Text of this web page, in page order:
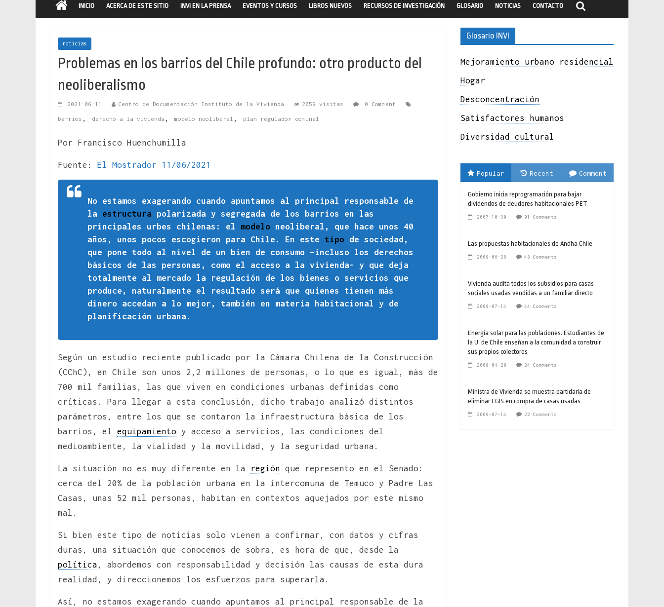
INICIO ACERCA DE ESTE SITIO INVI EN LA PRENSA EVENTOS Y CURSOS LIBROS NUEVOS RECURSOS DE INVESTIGACIÓN GLOSARIO NOTICIAS CONTACTO
noticias
Problemas en los barrios del Chile profundo: otro producto del
neoliberalismo
2021-06-11 Centro de Documentación Instituto de la Vivienda 2059 visitas 0 Comment
barrios , derecho a la vivienda , modelo neoliberal , plan regulador comunal
Por Francisco Huenchumilla
Fuente: El Mostrador 11/06/2021
No estamos exagerando cuando apuntamos al principal responsable de
la estructura polarizada y segregada de los barrios en las
principales urbes chilenas: el modelo neoliberal, que hace unos 40
años, unos pocos escogieron para Chile. En este tipo de sociedad,
que pone todo al nivel de un bien de consumo –incluso los derechos
básicos de las personas, como el acceso a la vivienda– y que deja
totalmente al mercado la regulación de los bienes o servicios que
produce, naturalmente el resultado será que quienes tienen más
dinero accedan a lo mejor, también en materia habitacional y de
planificación urbana.
Según un estudio reciente publicado por la Cámara Chilena de la Construcción
(CChC), en Chile son unos 2,2 millones de personas, o lo que es igual, más de
700 mil familias, las que viven en condiciones urbanas definidas como
críticas. Para llegar a esta conclusión, dicho trabajo analizó distintos
parámetros, entre los que se contaron la infraestructura básica de los
barrios, el equipamiento y acceso a servicios, las condiciones del
medioambiente, la vialidad y la movilidad, y la seguridad urbana.
La situación no es muy diferente en la región que represento en el Senado:
cerca del 20% de la población urbana en la intercomuna de Temuco y Padre Las
Casas, unas 52 mil personas, habitan en contextos aquejados por este mismo
mal.
Si bien este tipo de noticias solo vienen a confirmar, con datos y cifras
duras, una situación que conocemos de sobra, es hora de que, desde la
política , abordemos con responsabilidad y decisión las causas de esta dura
realidad, y direccionemos los esfuerzos para superarla.
Así, no estamos exagerando cuando apuntamos al principal responsable de la
Glosario INVI
Mejoramiento urbano residencial
Hogar
Desconcentración
Satisfactores humanos
Diversidad cultural
Popular Recent Comment
Gobierno inicia reprogramación para bajar
dividendos de deudores habitacionales PET
2007-10-30 91 Comments
Las propuestas habitacionales de Andha Chile
2009-06-26 48 Comments
Vivienda audita todos los subsidios para casas
sociales usadas vendidas a un familiar directo
2009-07-14 44 Comments
Energía solar para las poblaciones. Estudiantes de
la U. de Chile enseñan a la comunidad a construir
sus propios colectores
2009-04-29 24 Comments
Ministra de Vivienda se muestra partidaria de
eliminar EGIS en compra de casas usadas
2009-07-14 22 Comments